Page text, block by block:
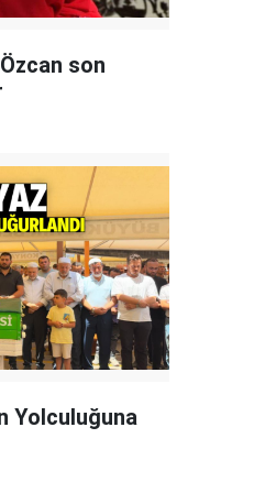
Özcan son
Yolculuğuna